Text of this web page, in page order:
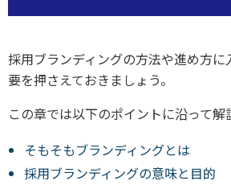
採用ブランディングの方法や進め方
要を押さえておきましょう。
この章では以下のポイントに沿って解
そもそもブランディングとは
採用ブランディングの意味と目的